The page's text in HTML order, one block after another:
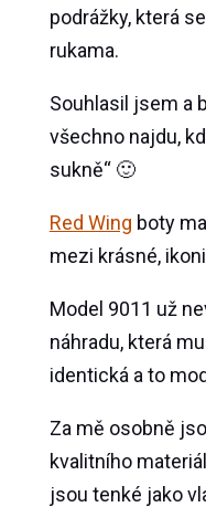
podrážky, která
rukama.
Souhlasil jsem a
všechno najdu,
sukně“ 🙂
Red Wing boty
mezi krásné,
Model 9011 už
náhradu, která
identická a to
Za mě osobně
kvalitního
jsou tenké jako